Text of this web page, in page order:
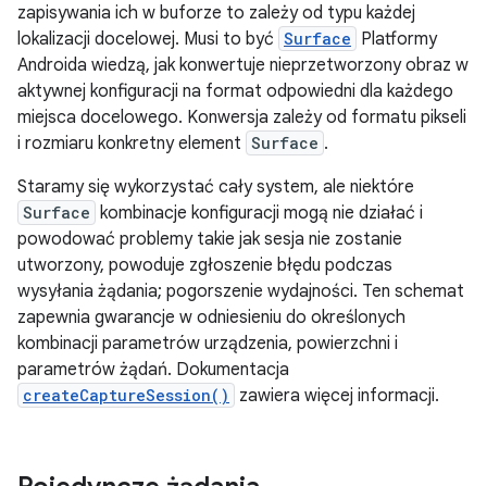
zapisywania ich w buforze to zależy od typu każdej
lokalizacji docelowej. Musi to być Surface Platformy
Androida wiedzą, jak konwertuje nieprzetworzony obraz w
aktywnej konfiguracji na format odpowiedni dla każdego
miejsca docelowego. Konwersja zależy od formatu pikseli
i rozmiaru konkretny element Surface .
Staramy się wykorzystać cały system, ale niektóre
Surface kombinacje konfiguracji mogą nie działać i
powodować problemy takie jak sesja nie zostanie
utworzony, powoduje zgłoszenie błędu podczas
wysyłania żądania; pogorszenie wydajności. Ten schemat
zapewnia gwarancje w odniesieniu do określonych
kombinacji parametrów urządzenia, powierzchni i
parametrów żądań. Dokumentacja
createCaptureSession() zawiera więcej informacji.